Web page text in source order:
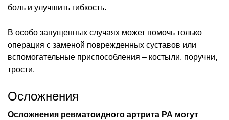
боль и улучшить гибкость.
В особо запущенных случаях может помочь только
операция с заменой поврежденных суставов или
вспомогательные приспособления – костыли, поручни,
трости.
Осложнения
Осложнения ревматоидного артрита РА могут